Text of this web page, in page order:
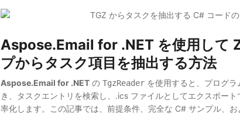
Aspose.Email for .NET を使用して
プからタスク項目を抽出する方法
Aspose.Email for .NET の TgzReader を使用すると、プログ
き、タスクエントリを検索し、.ics ファイルとしてエクスポー
率化します。この記事では、前提条件、完全な C# サンプル、